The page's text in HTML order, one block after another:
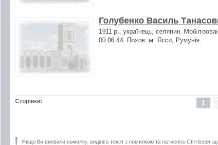
Голубенко Василь
1911 р., українець, селянин.
00.06.44. Похов. м. Ясси, Румунія.
Сторінки: 1
Якщо Ви виявили помилку, виділіть текст з помилкою та натисніть Ctrl+Enter